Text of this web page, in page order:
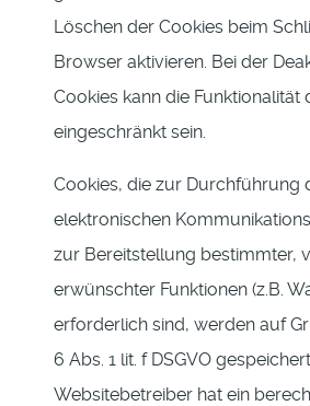
Löschen der Cookies beim
Browser aktivieren. Bei der
Cookies kann die Funktionalität
eingeschränkt sein.
Cookies, die zur Durchführung
elektronischen
zur Bereitstellung bestimmter,
erwünschter Funktionen (z.B.
erforderlich sind, werden auf
6 Abs. 1 lit. f DSGVO
Websitebetreiber hat ein